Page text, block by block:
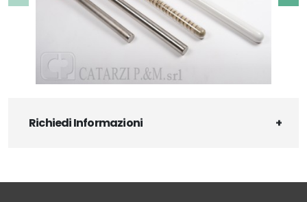
Richiedi Informazioni